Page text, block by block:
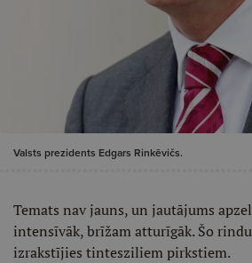
Valsts prezidents Edgars Rinkēvičs.
Temats nav jauns, un jautājums
intensīvāk, brīžam atturīgāk. Šo
izrakstījies tintesziliem pirkstiem.